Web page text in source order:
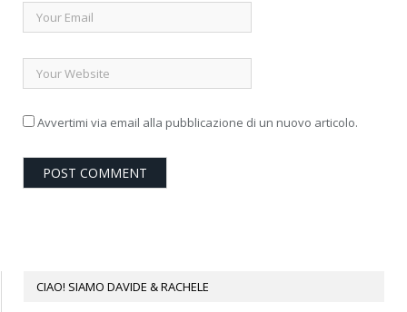
Avvertimi via email alla pubblicazione di un nuovo articolo.
CIAO! SIAMO DAVIDE & RACHELE